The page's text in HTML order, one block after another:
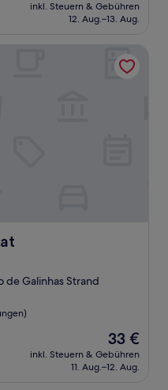
beträgt
inkl. Steuern & Gebühren
12. Aug.–13. Aug.
de Galinhas Strand
Der
Preis
beträgt
33 €
inkl. Steuern & Gebühren
11. Aug.–12. Aug.